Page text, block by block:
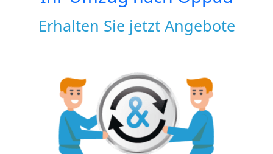
Erhalten Sie jetzt Angebote